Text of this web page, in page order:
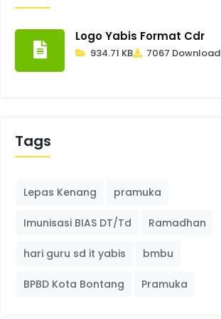
Logo Yabis Format Cdr
934.71 KB 7067 Download
Tags
Lepas Kenang pramuka
Imunisasi BIAS DT/Td Ramadhan
hari guru sd it yabis bmbu
BPBD Kota Bontang Pramuka